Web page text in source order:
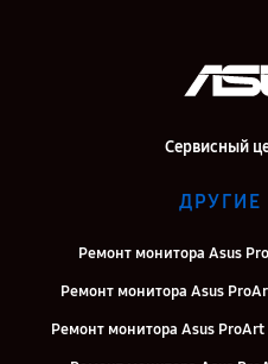
Сервисный
ДРУГИЕ
Ремонт монитора Asus
Ремонт монитора Asus
Ремонт монитора Asus